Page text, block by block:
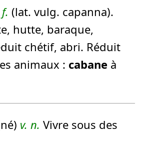
f. (lat. vulg. capanna).
hutte, baraque,
chétif, abri. Réduit
animaux : cabane à
v. n. Vivre sous des